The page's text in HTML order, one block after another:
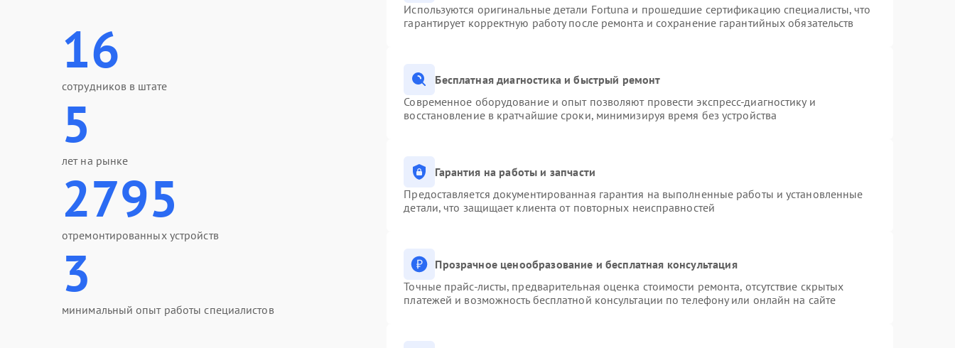
16
сотрудников в штате
5
лет на рынке
2795
отремонтированных устройств
3
минимальный опыт работы специалистов
Используются оригинальные детали Fortuna и прошедшие сертификацию специалисты, что
гарантирует корректную работу после ремонта и сохранение гарантийных обязательств
Бесплатная диагностика и быстрый ремонт
Современное оборудование и опыт позволяют провести экспресс-диагностику и
восстановление в кратчайшие сроки, минимизируя время без устройства
Гарантия на работы и запчасти
Предоставляется документированная гарантия на выполненные работы и установленные
детали, что защищает клиента от повторных неисправностей
Прозрачное ценообразование и бесплатная консультация
Точные прайс-листы, предварительная оценка стоимости ремонта, отсутствие скрытых
платежей и возможность бесплатной консультации по телефону или онлайн на сайте